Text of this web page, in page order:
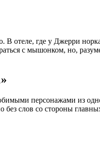
отеле, где у Джерри
с мышонком, но,
персонажами из
слов со стороны